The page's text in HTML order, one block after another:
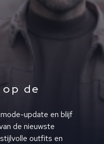
de
mode-update en blijf
de nieuwste
stijlvolle outfits en